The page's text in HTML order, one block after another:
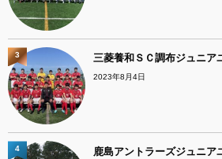
三菱養和ＳＣ調布ジュニア
2023年8月4日
3
鹿島アントラーズジュニア
4